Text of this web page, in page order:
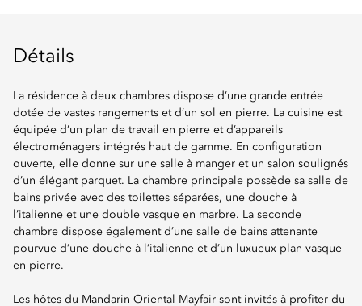
Détails
La résidence à deux chambres dispose d’une grande entrée
dotée de vastes rangements et d’un sol en pierre. La cuisine est
équipée d’un plan de travail en pierre et d’appareils
électroménagers intégrés haut de gamme. En configuration
ouverte, elle donne sur une salle à manger et un salon soulignés
d’un élégant parquet. La chambre principale possède sa salle de
bains privée avec des toilettes séparées, une douche à
l’italienne et une double vasque en marbre. La seconde
chambre dispose également d’une salle de bains attenante
pourvue d’une douche à l’italienne et d’un luxueux plan-vasque
en pierre.
Les hôtes du Mandarin Oriental Mayfair sont invités à profiter du